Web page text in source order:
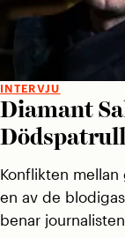
INTERVJU
Diamant
Konflikten
en av de
benar